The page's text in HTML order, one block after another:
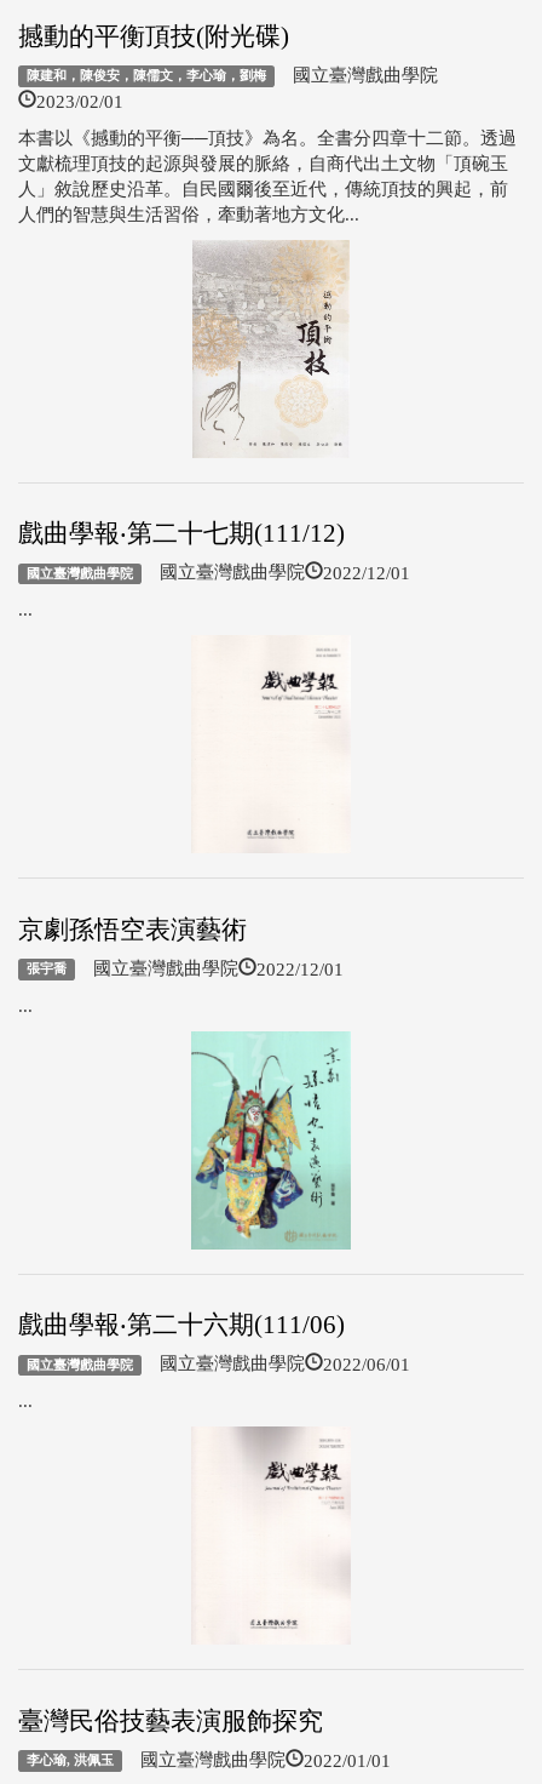
撼動的平衡頂技(附光碟)
陳建和，陳俊安，陳儒文，李心瑜，劉梅 國立臺灣戲曲學院
2023/02/01
本書以《撼動的平衡──頂技》為名。全書分四章十二節。透過
文獻梳理頂技的起源與發展的脈絡，自商代出土文物「頂碗玉
人」敘說歷史沿革。自民國爾後至近代，傳統頂技的興起，前
人們的智慧與生活習俗，牽動著地方文化...
戲曲學報‧第二十七期(111/12)
國立臺灣戲曲學院 國立臺灣戲曲學院 2022/12/01
...
京劇孫悟空表演藝術
張宇喬 國立臺灣戲曲學院 2022/12/01
...
戲曲學報‧第二十六期(111/06)
國立臺灣戲曲學院 國立臺灣戲曲學院 2022/06/01
...
臺灣民俗技藝表演服飾探究
李心瑜, 洪佩玉 國立臺灣戲曲學院 2022/01/01